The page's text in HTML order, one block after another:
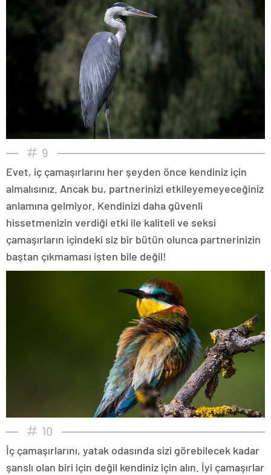
9
Evet, iç çamaşırlarını her şeyden önce kendiniz için
almalısınız. Ancak bu, partnerinizi etkileyemeyeceğiniz
anlamına gelmiyor. Kendinizi daha güvenli
hissetmenizin verdiği etki ile kaliteli ve seksi
çamaşırların içindeki siz bir bütün olunca partnerinizin
baştan çıkmaması işten bile değil!
10
İç çamaşırlarını, yatak odasında sizi görebilecek kadar
şanslı olan biri için değil kendiniz için alın. İyi çamaşırlar